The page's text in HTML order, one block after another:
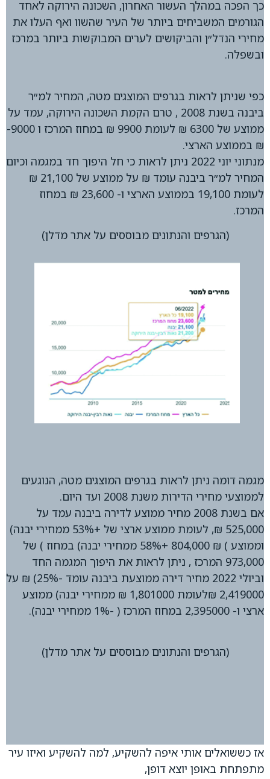
כך הפכה במהלך העשור האחרון, השכונה הירוקה לאחד
הגורמים המשביחים ביותר של העיר שהשוו ואף העלו את
מחירי הנדל״ן והביקושים לערים המבוקשות ביותר במרכז
ובשפלה.
כפי שניתן לראות בגרפים המוצגים מטה, המחיר למ״ר
ביבנה בשנת 2008 , טרם הקמת השכונה הירוקה, עמד על
ממוצע של 6300 ₪ לעומת 9900 ₪ במחוז המרכז ו 9000-
₪ בממוצע הארצי.
מנתוני יוני 2022 ניתן לראות כי חל היפוך חד במגמה וכיום
המחיר למ״ר ביבנה עומד ₪ על ממוצע של 21,100 ₪
לעומת 19,100 בממוצע הארצי ו- 23,600 ₪ במחוז
המרכז.
(הגרפים והנתונים מבוססים על אתר מדלן)
מגמה דומה ניתן לראות בגרפים המוצגים מטה, הנוגעים
לממוצעי מחירי הדירות משנת 2008 ועד היום.
אם בשנת 2008 מחיר ממוצע לדירה ביבנה עמד על
525,000 ₪, לעומת ממוצע ארצי של +53% ממחירי יבנה)
וממוצע ) ₪ 804,000 +58% ממחירי יבנה) במחוז ) של
973,000 המרכז , ניתן לראות את היפוך המגמה החד
וביולי 2022 מחיר דירה ממוצעת ביבנה עומד -25%) ₪ על
2,419000 ₪לעומת 1,801000 ₪ ממחירי יבנה) ממוצע
ארצי ו- 2,395000 במחוז המרכז ( -1% ממחירי יבנה).
(הגרפים והנתונים מבוססים על אתר מדלן)
אז כששואלים אותי איפה להשקיע, למה להשקיע ואיזו עיר
מתפתחת באופן יוצא דופן,